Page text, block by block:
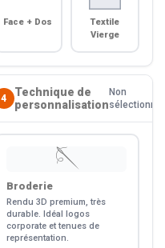
Face + Dos
Textile
Vierge
4
Technique de
personnalisation
Non
sélectionné
🪡
Broderie
Rendu 3D premium, très
durable. Idéal logos
corporate et tenues de
représentation.